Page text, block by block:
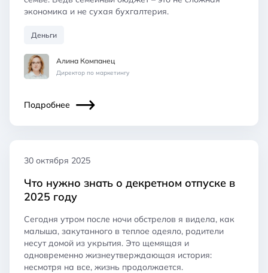
экономика и не сухая бухгалтерия.
Деньги
Алина Компанец
Директор по маркетингу
Подробнее
30 октября 2025
Что нужно знать о декретном отпуске в
2025 году
Сегодня утром после ночи обстрелов я видела, как
малыша, закутанного в теплое одеяло, родители
несут домой из укрытия. Это щемящая и
одновременно жизнеутверждающая история:
несмотря на все, жизнь продолжается.